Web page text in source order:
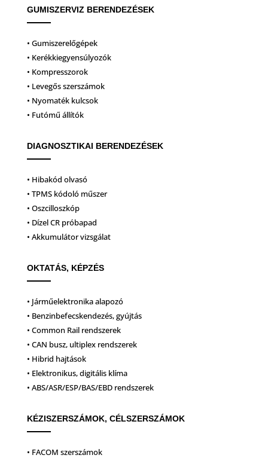
GUMISZERVIZ BERENDEZÉSEK
• Gumiszerelőgépek
• Kerékkiegyensúlyozók
• Kompresszorok
• Levegős szerszámok
• Nyomaték kulcsok
• Futómű állítók
DIAGNOSZTIKAI BERENDEZÉSEK
• Hibakód olvasó
• TPMS kódoló műszer
• Oszcilloszkóp
• Dízel CR próbapad
• Akkumulátor vizsgálat
OKTATÁS, KÉPZÉS
• Járműelektronika alapozó
• Benzinbefecskendezés, gyújtás
• Common Rail rendszerek
• CAN busz, ultiplex rendszerek
• Hibrid hajtások
• Elektronikus, digitális klíma
• ABS/ASR/ESP/BAS/EBD rendszerek
KÉZISZERSZÁMOK, CÉLSZERSZÁMOK
• FACOM szerszámok